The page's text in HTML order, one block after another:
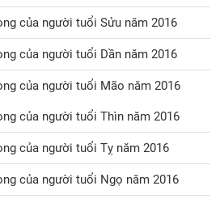
của người tuổi Sửu năm 2016
của người tuổi Dần năm 2016
của người tuổi Mão năm 2016
của người tuổi Thìn năm 2016
của người tuổi Tỵ năm 2016
của người tuổi Ngọ năm 2016